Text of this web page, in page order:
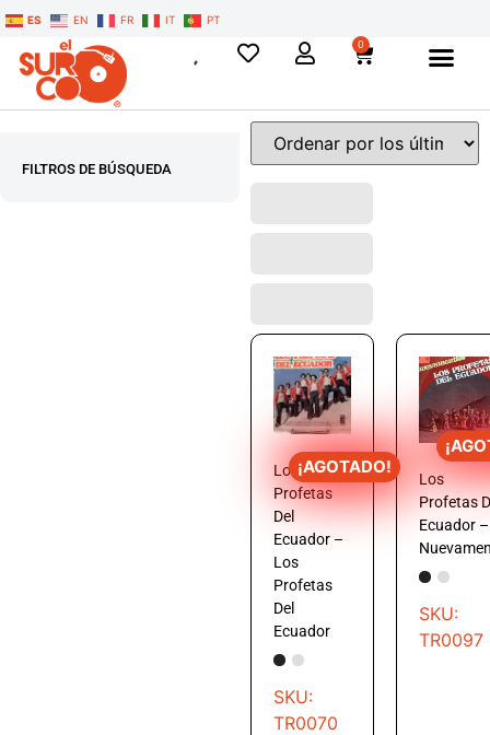
ES EN FR IT PT
0
FILTROS DE BÚSQUEDA
¡AGOTADO!
Los
Profetas
Del
Ecuador –
Los
Profetas
Del
Ecuador
SKU:
TR0070
Los
Profetas
Ecuador –
SKU:
TR0097